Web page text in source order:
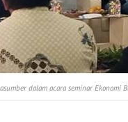
dalam acara seminar Ekonomi